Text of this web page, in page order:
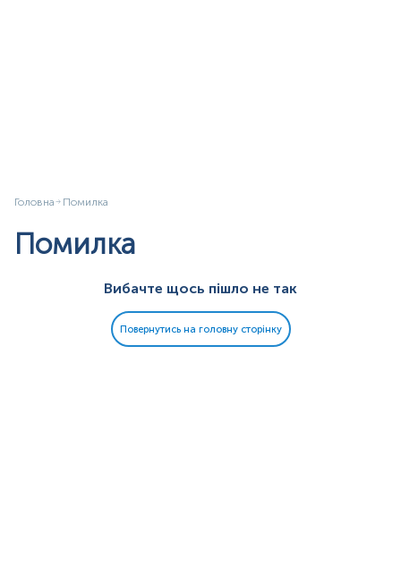
Головна Помилка
Помилка
Вибачте щось пішло не так
Повернутись на головну сторінку